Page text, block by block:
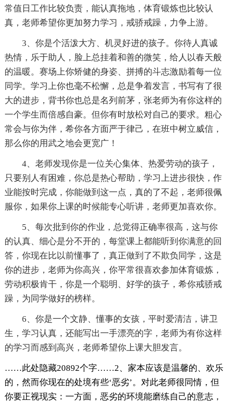
常值日工作比较负责，能认真拖地，体育锻炼也比较认
真，老师希望你更加努力学习，戒骄戒躁，力争上游。
3、你是个活泼大方、机灵好进的孩子。你待人真诚
热情，乐于助人，脸上总挂着和善的微笑，给人以春天般
的温暖。赛场上你矫健的身姿、拼搏的斗志激励着每一位
同学。学习上你也毫不松懈，总是争着发言，书写有了很
大的进步，背书你也总是名列前茅，张老师为有你这样的
一个学生而倍感自豪。但你有时放松对自己的要求。粗心
常会与你为伴，希你各方面严于律己，在班中树立威信，
那么你的用武之地会更宽广！
4、老师发现你是一位关心集体、热爱劳动的孩子，
只要别人有困难，你总是热心帮助，学习上进步很快，作
业能按时完成，你能做到这一点，真的了不起，老师很佩
服你，如果你上课的时候能专心听讲，老师更加喜欢你。
5、每次批到你的作业，总觉得正确率很高，这与你
的认真、细心是分不开的，每堂课上都能听到你满意的回
答，你现在比以前懂事了，真正做到了不欺负同学，这是
你的进步，老师为你高兴，你平常很喜欢参加体育锻炼，
劳动积极肯干，你是一个聪明、好学的孩子，希你戒骄戒
躁，为同学做好的榜样。
6、你是一个文静、懂事的女孩，平时爱清洁，讲卫
生，学习认真，还能写出一手漂亮的字，老师为有你这样
的学习而感到高兴，老师希望你上课大胆发言。
……此处隐藏20892个字……2、家本应该是温馨的、欢乐
的，然而你现在的处境有些‘恶劣’。对此老师很同情，但
你要正视现实：一方面，恶劣的环境能磨练自己的意志，